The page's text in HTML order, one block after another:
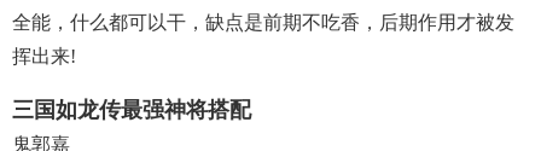
全能，什么都可以干，缺点是前期不吃香，后期作用才被发
挥出来!
三国如龙传最强神将搭配
鬼郭嘉